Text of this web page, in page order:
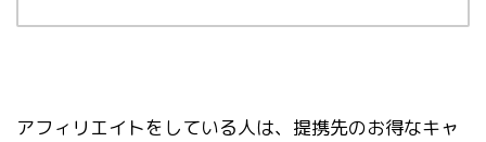
アフィリエイトをしている人は、提携先のお得なキャ